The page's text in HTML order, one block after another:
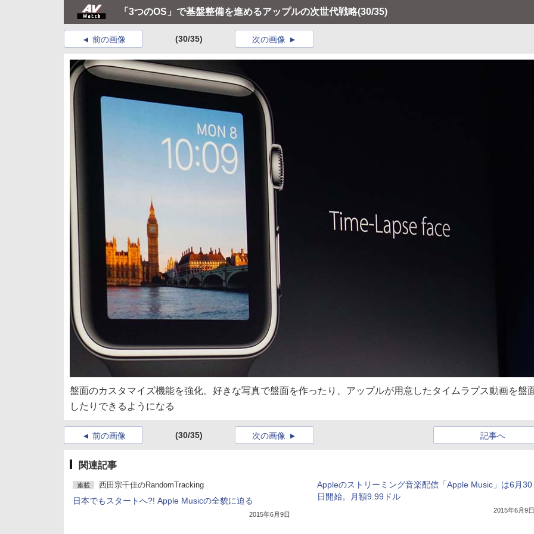
「3つのOS」で基盤整備を進めるアップルの次世代戦略(30/35)
前の画像 (30/35) 次の画像
盤面のカスタマイズ機能を強化。好きな写真で盤面を作ったり、アップルが用意したタイムラプス動画を盤
したりできるようになる
前の画像 (30/35) 記事へ
次の画像
関連記事
連載 西田宗千佳のRandomTracking
日本でもスタートへ?! Apple Musicの全貌に迫る
2015年6月9日
Appleのストリーミング音楽配信「Apple Music」は6月30
日開始。月額9.99ドル
2015年6月9日